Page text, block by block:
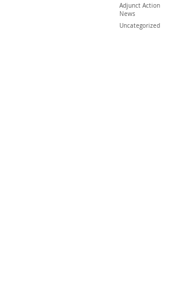
Adjunct Action
News
Uncategorized